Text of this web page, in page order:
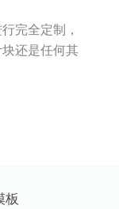
完全定制，
还是任何其
板